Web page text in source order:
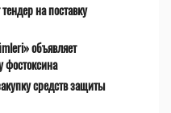
на поставку
объявляет
фостоксина
средств защиты